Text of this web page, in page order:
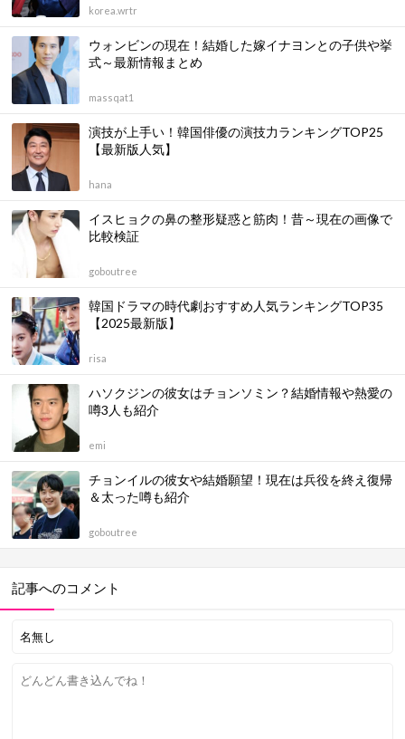
korea.wrtr
ウォンビンの現在！結婚した嫁イナヨンとの子供や挙
式～最新情報まとめ
massqat1
演技が上手い！韓国俳優の演技力ランキングTOP25
【最新版人気】
hana
イスヒョクの鼻の整形疑惑と筋肉！昔～現在の画像で
比較検証
goboutree
韓国ドラマの時代劇おすすめ人気ランキングTOP35
【2025最新版】
risa
ハソクジンの彼女はチョンソミン？結婚情報や熱愛の
噂3人も紹介
emi
チョンイルの彼女や結婚願望！現在は兵役を終え復帰
＆太った噂も紹介
goboutree
記事へのコメント